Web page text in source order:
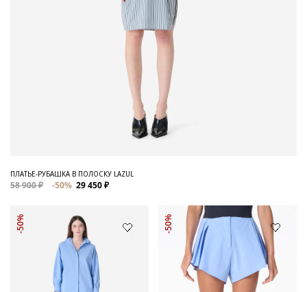
ПЛАТЬЕ-РУБАШКА В ПОЛОСКУ LAZUL
58 900 ₽ -50% 29 450 ₽
-50% -50%